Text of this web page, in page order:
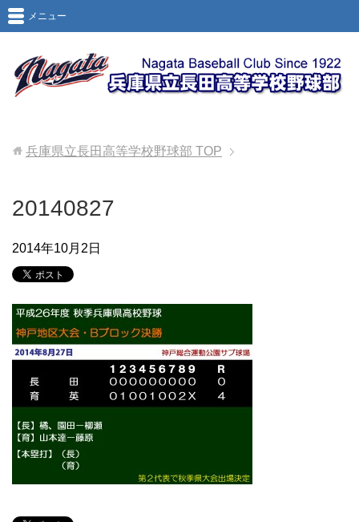
メニュー
兵庫県立長田高等学校野球部 TOP
20140827
2014年10月2日